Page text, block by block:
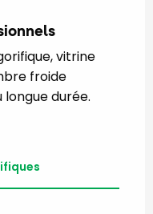
vitrine
froide
durée.